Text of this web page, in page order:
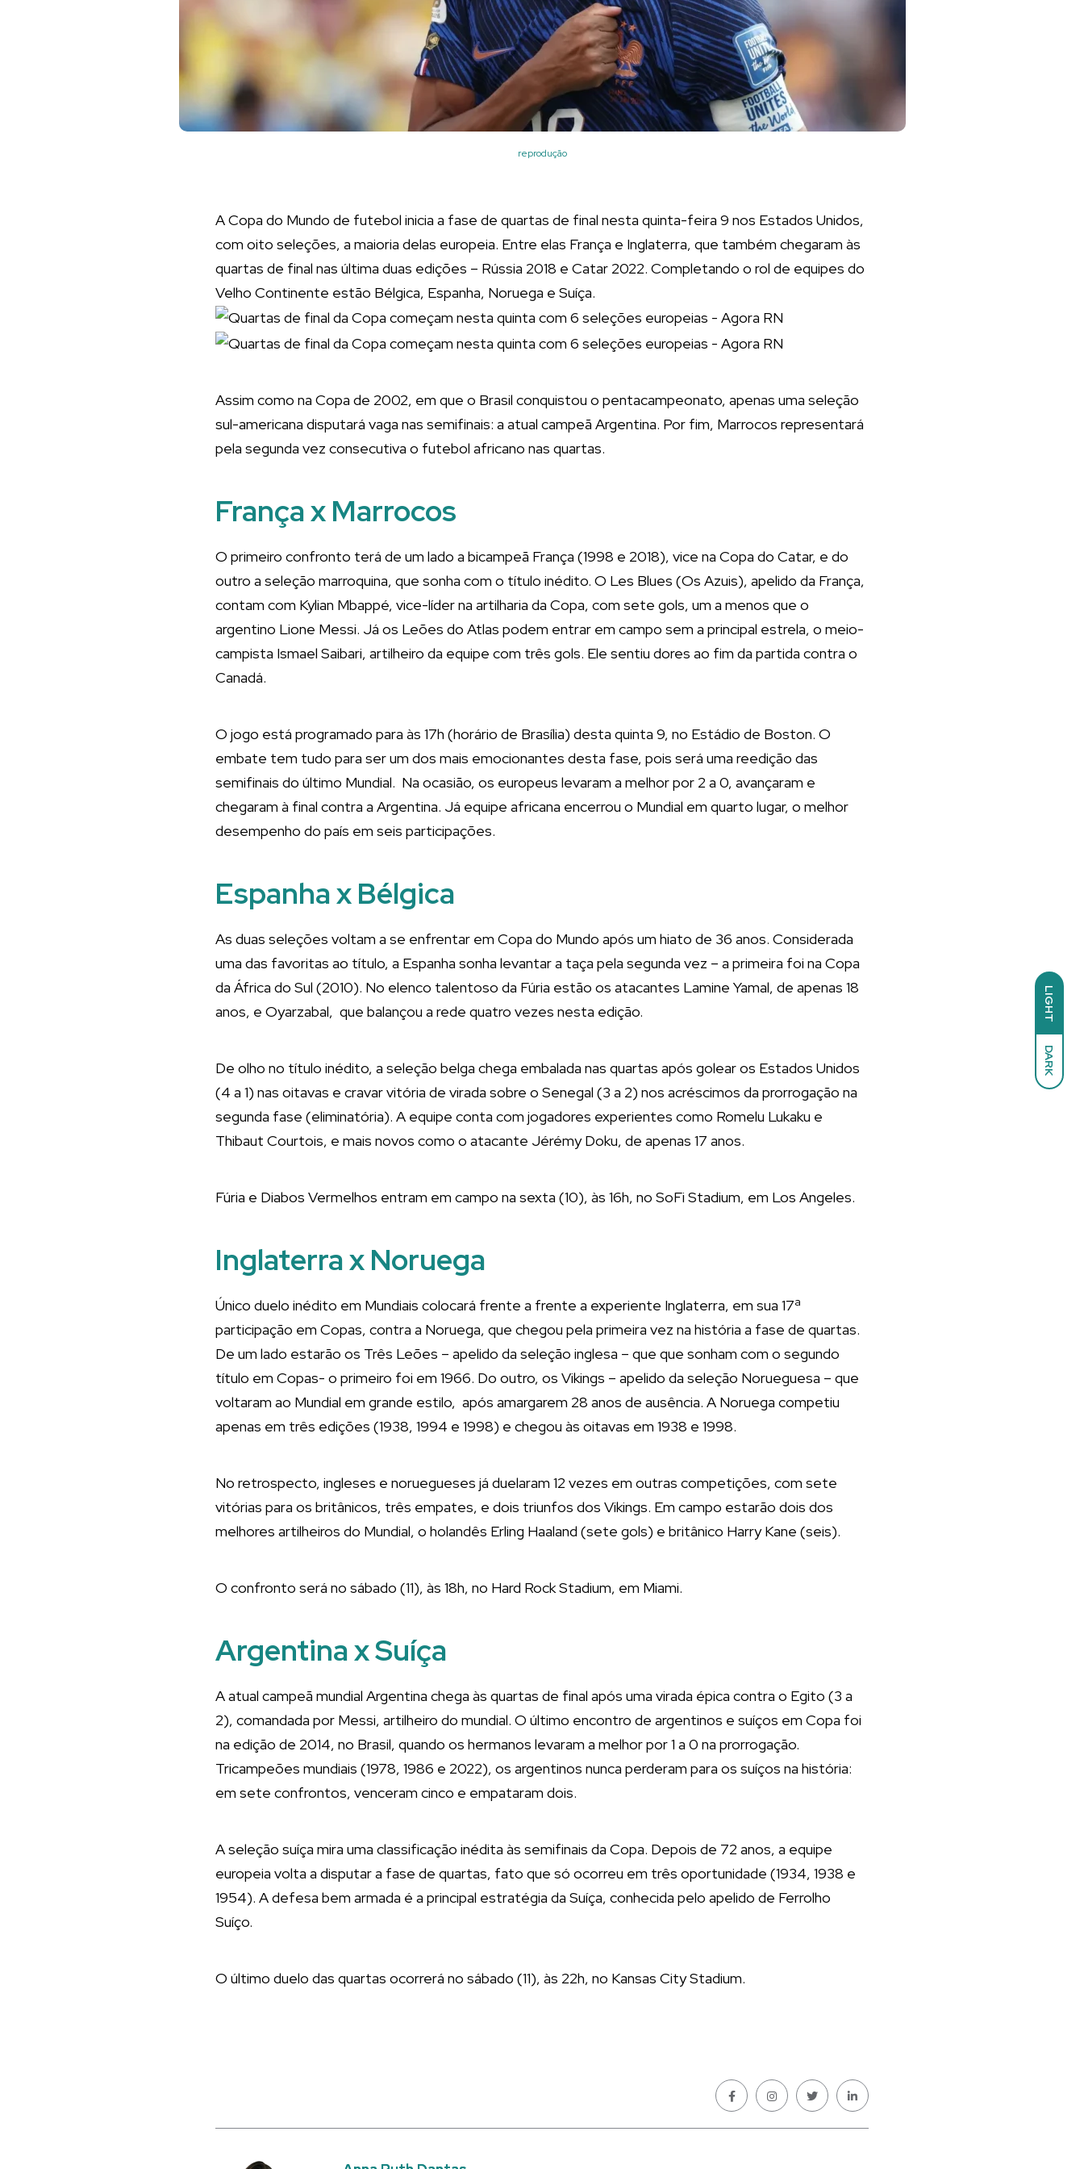
LIGHT
DARK
reprodução
A Copa do Mundo de futebol inicia a fase de quartas de final nesta quinta-feira 9 nos Estados Unidos,
com oito seleções, a maioria delas europeia. Entre elas França e Inglaterra, que também chegaram às
quartas de final nas última duas edições – Rússia 2018 e Catar 2022. Completando o rol de equipes do
Velho Continente estão Bélgica, Espanha, Noruega e Suíça.
Assim como na Copa de 2002, em que o Brasil conquistou o pentacampeonato, apenas uma seleção
sul-americana disputará vaga nas semifinais: a atual campeã Argentina. Por fim, Marrocos representará
pela segunda vez consecutiva o futebol africano nas quartas.
França x Marrocos
O primeiro confronto terá de um lado a bicampeã França (1998 e 2018), vice na Copa do Catar, e do
outro a seleção marroquina, que sonha com o título inédito. O Les Blues (Os Azuis), apelido da França,
contam com Kylian Mbappé, vice-líder na artilharia da Copa, com sete gols, um a menos que o
argentino Lione Messi. Já os Leões do Atlas podem entrar em campo sem a principal estrela, o meio-
campista Ismael Saibari, artilheiro da equipe com três gols. Ele sentiu dores ao fim da partida contra o
Canadá.
O jogo está programado para às 17h (horário de Brasília) desta quinta 9, no Estádio de Boston. O
embate tem tudo para ser um dos mais emocionantes desta fase, pois será uma reedição das
semifinais do último Mundial. Na ocasião, os europeus levaram a melhor por 2 a 0, avançaram e
chegaram à final contra a Argentina. Já equipe africana encerrou o Mundial em quarto lugar, o melhor
desempenho do país em seis participações.
Espanha x Bélgica
As duas seleções voltam a se enfrentar em Copa do Mundo após um hiato de 36 anos. Considerada
uma das favoritas ao título, a Espanha sonha levantar a taça pela segunda vez – a primeira foi na Copa
da África do Sul (2010). No elenco talentoso da Fúria estão os atacantes Lamine Yamal, de apenas 18
anos, e Oyarzabal, que balançou a rede quatro vezes nesta edição.
De olho no título inédito, a seleção belga chega embalada nas quartas após golear os Estados Unidos
(4 a 1) nas oitavas e cravar vitória de virada sobre o Senegal (3 a 2) nos acréscimos da prorrogação na
segunda fase (eliminatória). A equipe conta com jogadores experientes como Romelu Lukaku e
Thibaut Courtois, e mais novos como o atacante Jérémy Doku, de apenas 17 anos.
Fúria e Diabos Vermelhos entram em campo na sexta (10), às 16h, no SoFi Stadium, em Los Angeles.
Inglaterra x Noruega
Único duelo inédito em Mundiais colocará frente a frente a experiente Inglaterra, em sua 17ª
participação em Copas, contra a Noruega, que chegou pela primeira vez na história a fase de quartas.
De um lado estarão os Três Leões – apelido da seleção inglesa – que que sonham com o segundo
título em Copas- o primeiro foi em 1966. Do outro, os Vikings – apelido da seleção Norueguesa – que
voltaram ao Mundial em grande estilo, após amargarem 28 anos de ausência. A Noruega competiu
apenas em três edições (1938, 1994 e 1998) e chegou às oitavas em 1938 e 1998.
No retrospecto, ingleses e noruegueses já duelaram 12 vezes em outras competições, com sete
vitórias para os britânicos, três empates, e dois triunfos dos Vikings. Em campo estarão dois dos
melhores artilheiros do Mundial, o holandês Erling Haaland (sete gols) e britânico Harry Kane (seis).
O confronto será no sábado (11), às 18h, no Hard Rock Stadium, em Miami.
Argentina x Suíça
A atual campeã mundial Argentina chega às quartas de final após uma virada épica contra o Egito (3 a
2), comandada por Messi, artilheiro do mundial. O último encontro de argentinos e suíços em Copa foi
na edição de 2014, no Brasil, quando os hermanos levaram a melhor por 1 a 0 na prorrogação.
Tricampeões mundiais (1978, 1986 e 2022), os argentinos nunca perderam para os suíços na história:
em sete confrontos, venceram cinco e empataram dois.
A seleção suíça mira uma classificação inédita às semifinais da Copa. Depois de 72 anos, a equipe
europeia volta a disputar a fase de quartas, fato que só ocorreu em três oportunidade (1934, 1938 e
1954). A defesa bem armada é a principal estratégia da Suíça, conhecida pelo apelido de Ferrolho
Suíço.
O último duelo das quartas ocorrerá no sábado (11), às 22h, no Kansas City Stadium.